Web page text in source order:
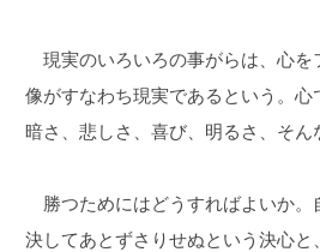
現実のいろいろの事がらは、心を
像がすなわち現実であるという。
暗さ、悲しさ、喜び、明るさ、そ
勝つためにはどうすればよいか。
決してあとずさりせぬという決心